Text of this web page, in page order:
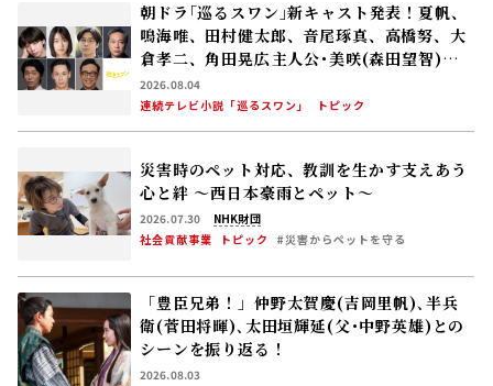
朝ドラ｢巡るスワン｣新キャスト発表！夏帆、
鳴海唯、田村健太郎、音尾琢真、高橋努、大
倉孝二、角田晃広――主人公･美咲(森田望智)が
交流する警察署の人々 2027年度前期放送
2026.08.04
連続テレビ小説「巡るスワン」
トピック
災害時のペット対応、教訓を生かす――支えあう
心と絆 〜西日本豪雨とペット〜
2026.07.30
NHK財団
社会貢献事業
トピック #災害からペットを守る
「豊臣兄弟！」仲野太賀――慶(吉岡里帆)､半兵
衛(菅田将暉)､太田垣輝延(父･中野英雄)との
シーンを振り返る！
2026.08.03